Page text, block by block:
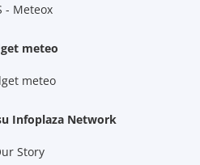
- Meteox
meteo
meteo
Infoplaza Network
Story